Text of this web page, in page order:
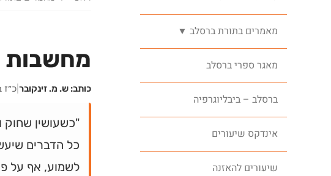
מאמרים בתורת ברסלב ▼
מאגר ספרי ברסלב
ברסלב – ביבליוגרפיה
אינדקס שיעורים
שיעורים להאזנה
מחשבות
כותב: ש. מ. זינקובר כ״ז
"כשעושין שחוק
כל הדברים
לשמוע, אף על